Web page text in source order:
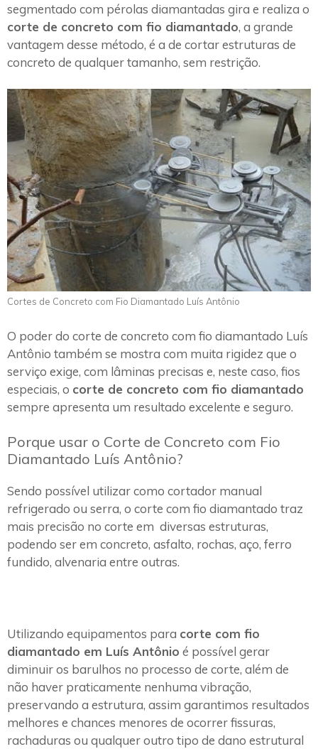
segmentado com pérolas diamantadas gira e realiza o
corte de concreto com fio diamantado, a grande
vantagem desse método, é a de cortar estruturas de
concreto de qualquer tamanho, sem restrição.
Cortes de Concreto com Fio Diamantado Luís Antônio
O poder do corte de concreto com fio diamantado Luís
Antônio também se mostra com muita rigidez que o
serviço exige, com lâminas precisas e, neste caso, fios
especiais, o corte de concreto com fio diamantado
sempre apresenta um resultado excelente e seguro.
Porque usar o Corte de Concreto com Fio
Diamantado Luís Antônio?
Sendo possível utilizar como cortador manual
refrigerado ou serra, o corte com fio diamantado traz
mais precisão no corte em diversas estruturas,
podendo ser em concreto, asfalto, rochas, aço, ferro
fundido, alvenaria entre outras.
Utilizando equipamentos para corte com fio
diamantado em Luís Antônio é possível gerar
diminuir os barulhos no processo de corte, além de
não haver praticamente nenhuma vibração,
preservando a estrutura, assim garantimos resultados
melhores e chances menores de ocorrer fissuras,
rachaduras ou qualquer outro tipo de dano estrutural